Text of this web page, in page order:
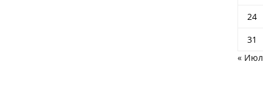
24
31
« Июл